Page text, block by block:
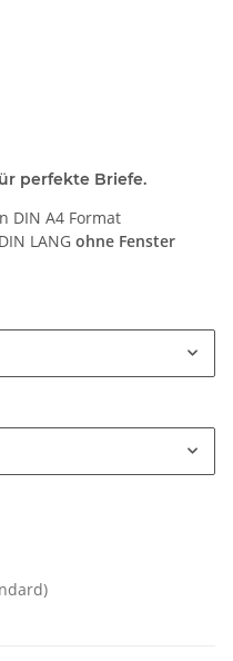
perfekte Briefe.
DIN A4 Format
LANG ohne Fenster